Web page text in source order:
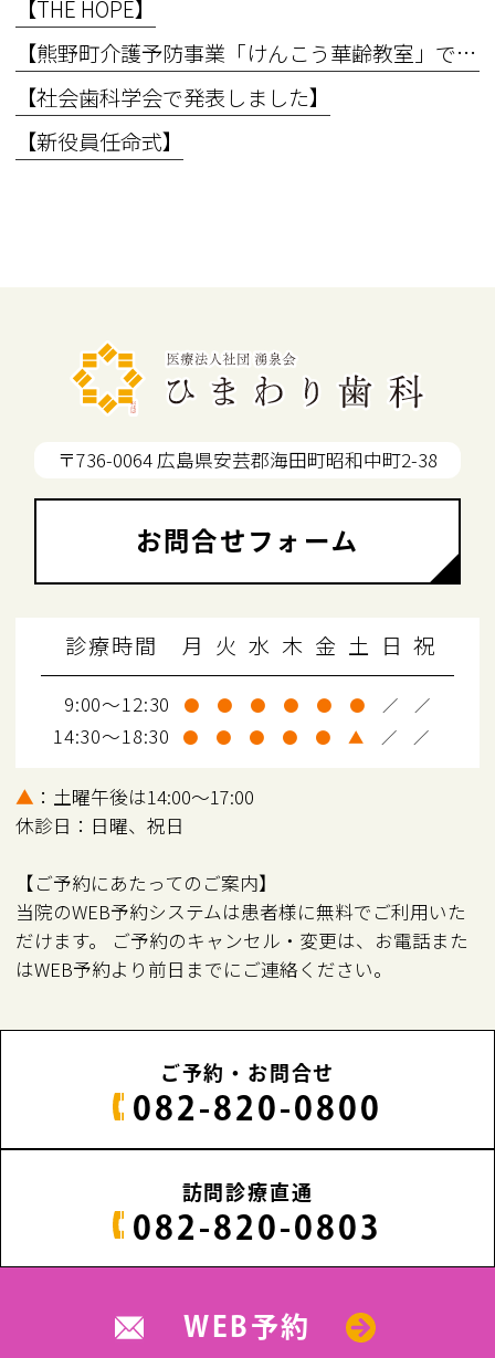
【THE HOPE】
【熊野町介護予防事業「けんこう華齢教室」で講義を行いました】
【社会歯科学会で発表しました】
【新役員任命式】
〒736-0064 広島県安芸郡海田町昭和中町2-38
お問合せフォーム
診療時間 月 火 水 木 金 土 日 祝
9:00～12:30 ● ● ● ● ● ● ／ ／
14:30～18:30 ● ● ● ● ● ▲ ／ ／
▲ ：土曜午後は14:00～17:00
休診日：日曜、祝日
【ご予約にあたってのご案内】
当院のWEB予約システムは患者様に無料でご利用いた
だけます。 ご予約のキャンセル・変更は、お電話また
はWEB予約より前日までにご連絡ください。
ご予約・お問合せ
082-820-0800
訪問診療直通
082-820-0803
WEB予約